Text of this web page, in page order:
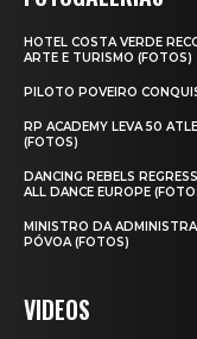
HOTEL COSTA VERDE
ARTE E TURISMO (FOTOS)
PILOTO POVEIRO
RP ACADEMY LEVA 50
(FOTOS)
DANCING REBELS
ALL DANCE EUROPE
MINISTRO DA
PÓVOA (FOTOS)
VIDEOS